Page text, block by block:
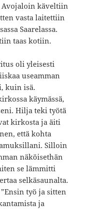
Avojaloin käveltiin
vasta laitettiin
Saarelassa.
taas kotiin.
oli yleisesti
useamman
kuin isä.
käymässä,
Hilja teki työtä
kirkosta ja äiti
että kohta
Silloin
näköisethän
se lämmitti
selkäsaunalta.
työ ja sitten
ja